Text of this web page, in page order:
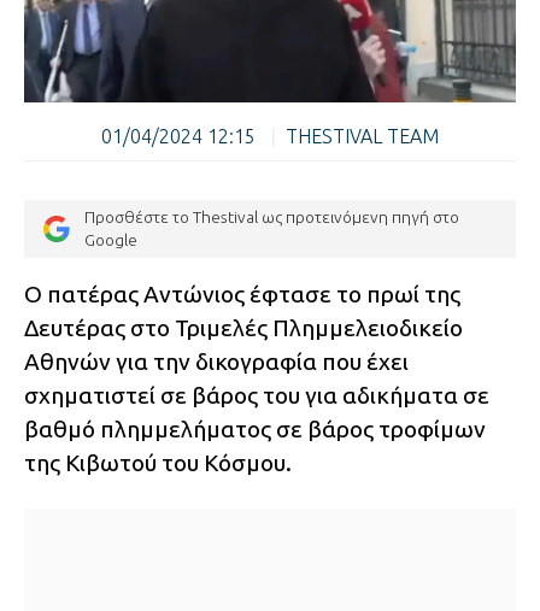
01/04/2024 12:15 THESTIVAL TEAM
Προσθέστε το Thestival ως προτεινόμενη πηγή στο
Google
Ο πατέρας Αντώνιος έφτασε το πρωί της
Δευτέρας στο Τριμελές Πλημμελειοδικείο
Αθηνών για την δικογραφία που έχει
σχηματιστεί σε βάρος του για αδικήματα σε
βαθμό πλημμελήματος σε βάρος τροφίμων
της Κιβωτού του Κόσμου.